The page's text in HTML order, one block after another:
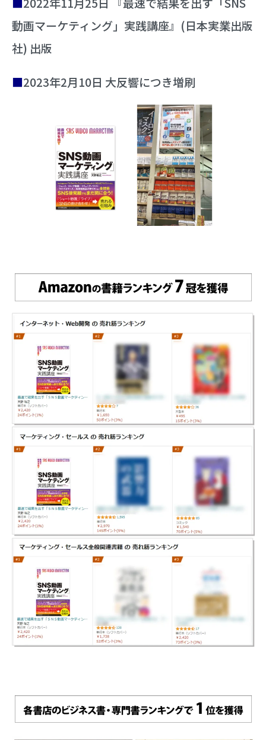
動画マーケティング」実践講座』(日本実業出版
社) 出版
■2023年2月10日 大反響につき増刷